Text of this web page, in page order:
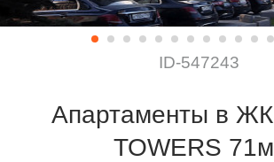
ID-547243
апартаменты в ЖК NEVA
TOWERS 71м